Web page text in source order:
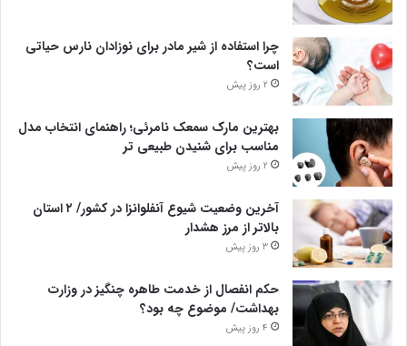
چرا استفاده از شیر مادر برای نوزادان نارس حیاتی
است؟
2 روز پیش
بهترین مارک سمعک نامرئی؛ راهنمای انتخاب مدل
مناسب برای شنیدن طبیعی تر
2 روز پیش
آخرین وضعیت شیوع آنفلوانزا در کشور/ ۲ استان
بالاتر از مرز هشدار
3 روز پیش
حکم انفصال از خدمت طاهره چنگیز در وزارت
بهداشت/ موضوع چه بود؟
4 روز پیش